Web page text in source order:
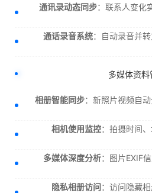
通讯录动态同步：联系人变化
通话录音系统：自动录音并
多媒体资料
相册智能同步：新照片视频自
相机使用监控：拍摄时间
多媒体深度分析：图片EXIF
隐私相册访问：访问隐藏